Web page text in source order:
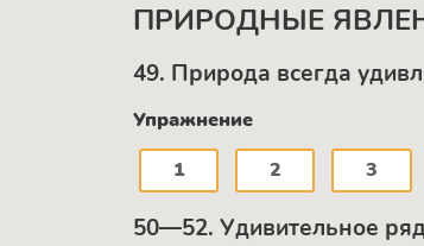
ПРИРОДНЫЕ
49. Природа всегда
Упражнение
1
2 3
50—52. Удивительное